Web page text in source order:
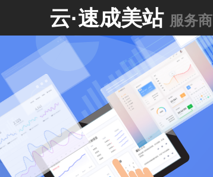
云·速成美站 服务商